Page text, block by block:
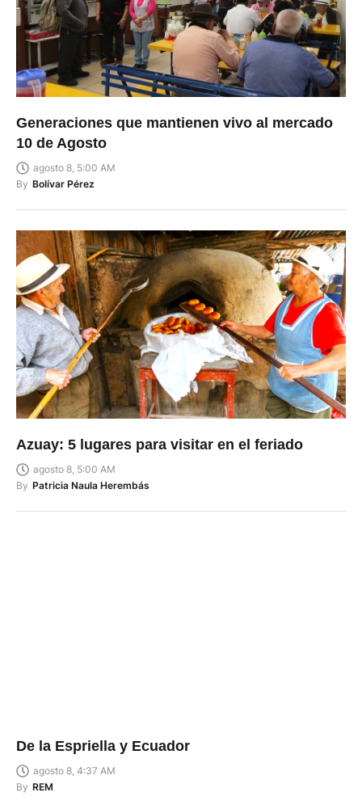
Generaciones que mantienen vivo al mercado
10 de Agosto
agosto 8, 5:00 AM
By Bolívar Pérez
Azuay: 5 lugares para visitar en el feriado
agosto 8, 5:00 AM
By Patricia Naula Herembás
De la Espriella y Ecuador
agosto 8, 4:37 AM
By REM